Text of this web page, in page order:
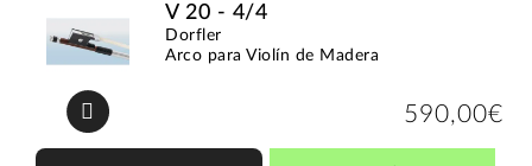
V 20 - 4/4
Dorfler
Arco para Violín de Madera
590,00€